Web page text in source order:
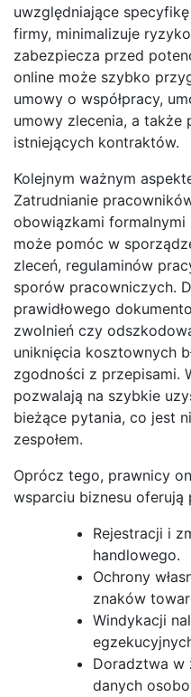
uwzględniające
firmy, minimalizuje
zabezpiecza przed
online może szybko
umowy o współpracy,
umowy zlecenia, a także
istniejących kontraktów.
Kolejnym ważnym
Zatrudnianie
obowiązkami formalnymi
może pomóc w
zleceń, regulaminów
sporów pracowniczych.
prawidłowego
zwolnień czy
uniknięcia kosztownych
zgodności z przepisami.
pozwalają na szybkie
bieżące pytania, co jest
zespołem.
Oprócz tego, prawnicy
wsparciu biznesu oferują
Rejestracji i
handlowego.
Ochrony
znaków
Windykacji
Doradztwa w
danych